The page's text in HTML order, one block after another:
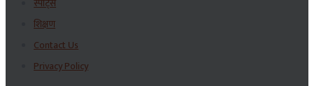
शिक्षण
Contact Us
Privacy Policy